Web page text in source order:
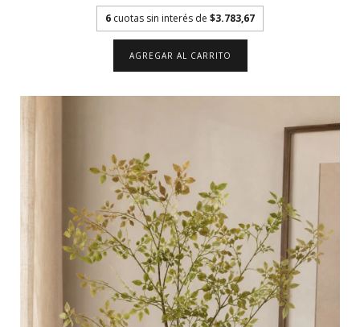
6 cuotas sin interés de $3.783,67
AGREGAR AL CARRITO